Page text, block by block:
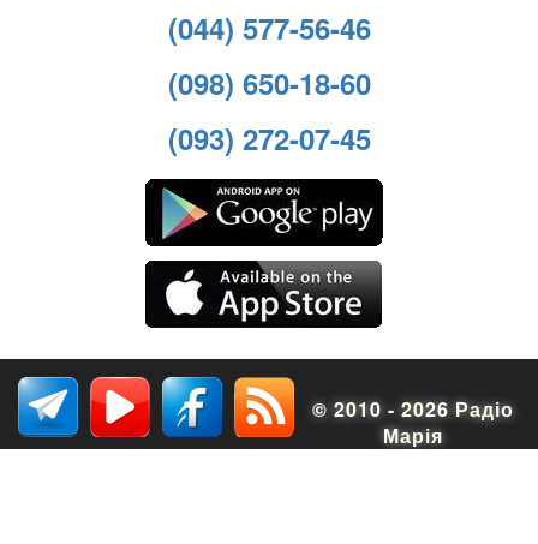
(044) 577-56-46
(098) 650-18-60
(093) 272-07-45
© 2010 - 2026 Радіо
Марія